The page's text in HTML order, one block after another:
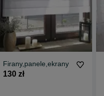
Firany,panele,ekrany
130 zł